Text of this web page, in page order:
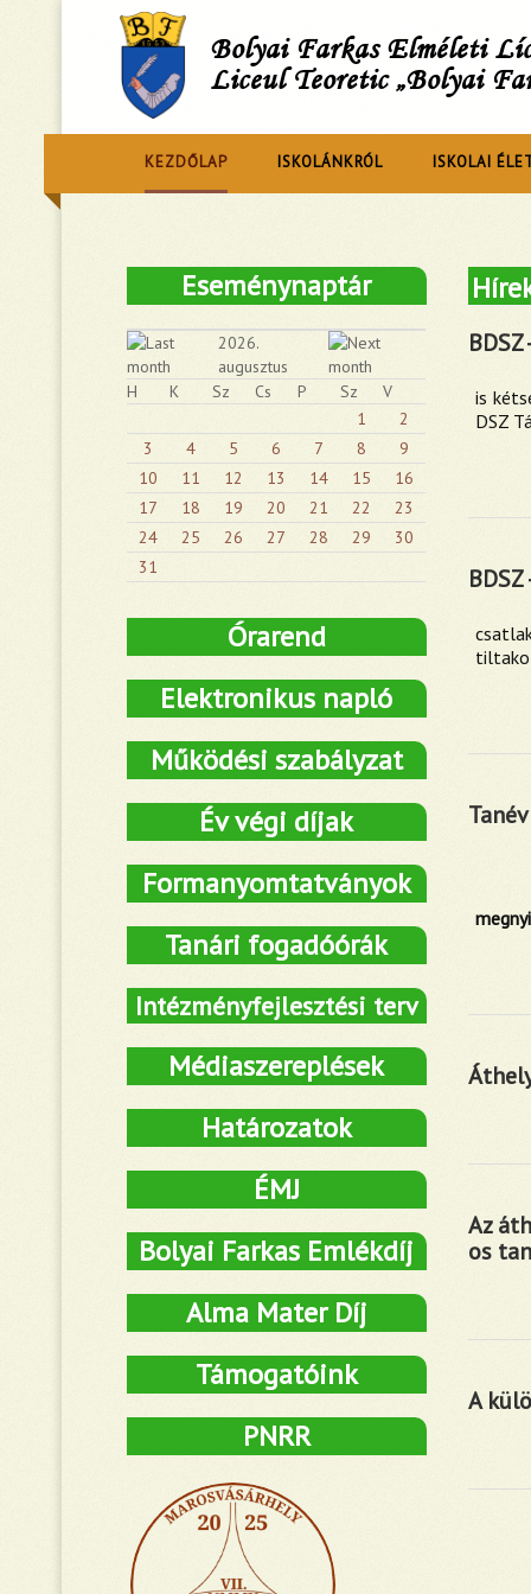
Bolyai Farkas Elméleti
Liceul Teoretic „Bolyai
KEZDŐLAP ISKOLÁNKRÓL ISKOLAI
is
DSZ
Az
os
A
Eseménynaptár
2026.
augusztus
H
K Sz Cs P Sz
V
1
2
3
4 5 6 7 8
9
10
11 12 13 14 15
16
17
18 19 20 21 22
23
24
25 26 27 28 29
30
31
Órarend
Elektronikus napló
Működési szabályzat
Év végi díjak
Formanyomtatványok
Tanári fogadóórák
Intézményfejlesztési terv
Médiaszereplések
Határozatok
ÉMJ
Bolyai Farkas Emlékdíj
Alma Mater Díj
Támogatóink
PNRR